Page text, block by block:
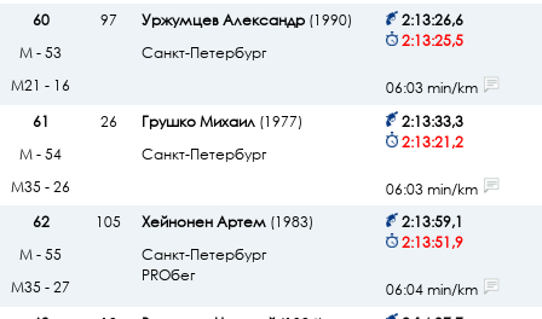
60
97 Уржумцев Александр(1990)
Санкт-Петербург
2:13:26,6
2:13:25,5
М - 53
М21 - 16
06:03 min/km
61
26 Грушко Михаил(1977)
Санкт-Петербург
2:13:33,3
2:13:21,2
М - 54
М35 - 26
06:03 min/km
62
105 Хейнонен Артем(1983)
Санкт-Петербург
PROбег
2:13:59,1
2:13:51,9
М - 55
М35 - 27
06:04 min/km